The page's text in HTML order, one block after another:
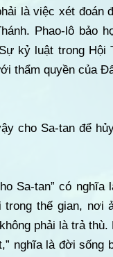
là việc xét đoán
Phao-lô bảo
kỷ luật trong
thẩm quyền của
cho Sa-tan để
Sa-tan” có
thế gian, nơi
phải là trả
nghĩa là đời